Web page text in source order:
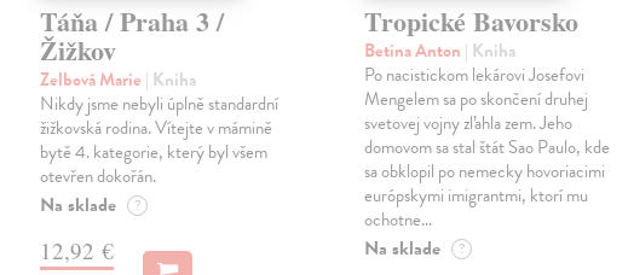
Táňa / Praha 3 /
Žižkov
Zelbová Marie | Kniha
Nikdy jsme nebyli úplně standardní
žižkovská rodina. Vítejte v mámině
bytě 4. kategorie, který byl všem
otevřen dokořán.
Na sklade ?
12,92 €
Tropické Bavorsko
Betina Anton | Kniha
Po nacistickom lekárovi Josefovi
Mengelem sa po skončení druhej
svetovej vojny zľahla zem. Jeho
domovom sa stal štát Sao Paulo, kde
sa obklopil po nemecky hovoriacimi
európskymi imigrantmi, ktorí mu
ochotne…
Na sklade ?